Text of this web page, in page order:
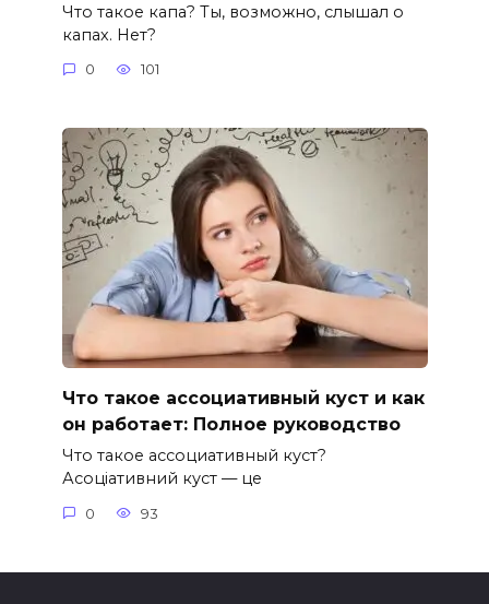
Что такое капа? Ты, возможно, слышал о
капах. Нет?
0 101
Что такое ассоциативный куст и как
он работает: Полное руководство
Что такое ассоциативный куст?
Асоціативний куст — це
0 93